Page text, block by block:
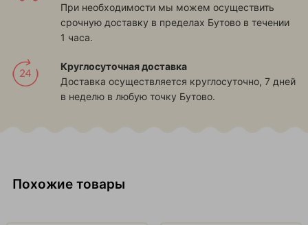
При необходимости мы можем осуществить
срочную доставку в пределах Бутово в течении
1 часа.
Круглосуточная доставка
Доставка осуществляется круглосуточно, 7 дней
в неделю в любую точку Бутово.
Похожие товары